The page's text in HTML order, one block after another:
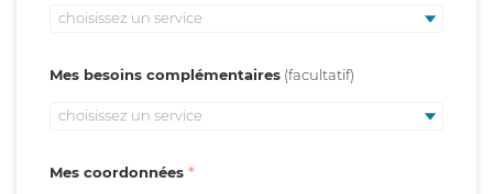
choisissez un service
Mes besoins complémentaires
choisissez un service
Mes coordonnées